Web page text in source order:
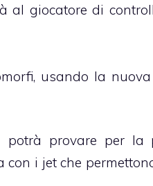
al giocatore di
usando la
potrà provare per
con i jet che